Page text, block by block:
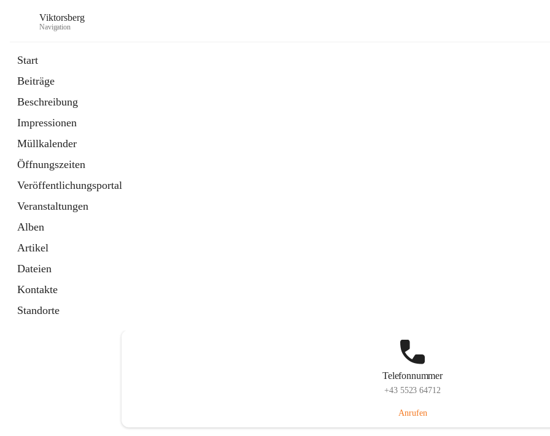
Viktorsberg
Navigation
Start
Beiträge
Beschreibung
Impressionen
Müllkalender
Öffnungszeiten
Veröffentlichungsportal
Veranstaltungen
Alben
Artikel
Dateien
Kontakte
Standorte
Telefonnummer
+43 5523 64712
Anrufen